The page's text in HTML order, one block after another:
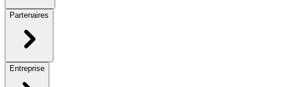
Partenaires
Entreprise